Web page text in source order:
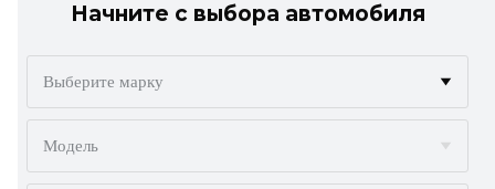
Начните с выбора автомобиля
Выберите марку
ALFA ROMEO
Модель